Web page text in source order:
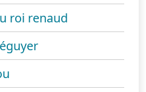
roi renaud